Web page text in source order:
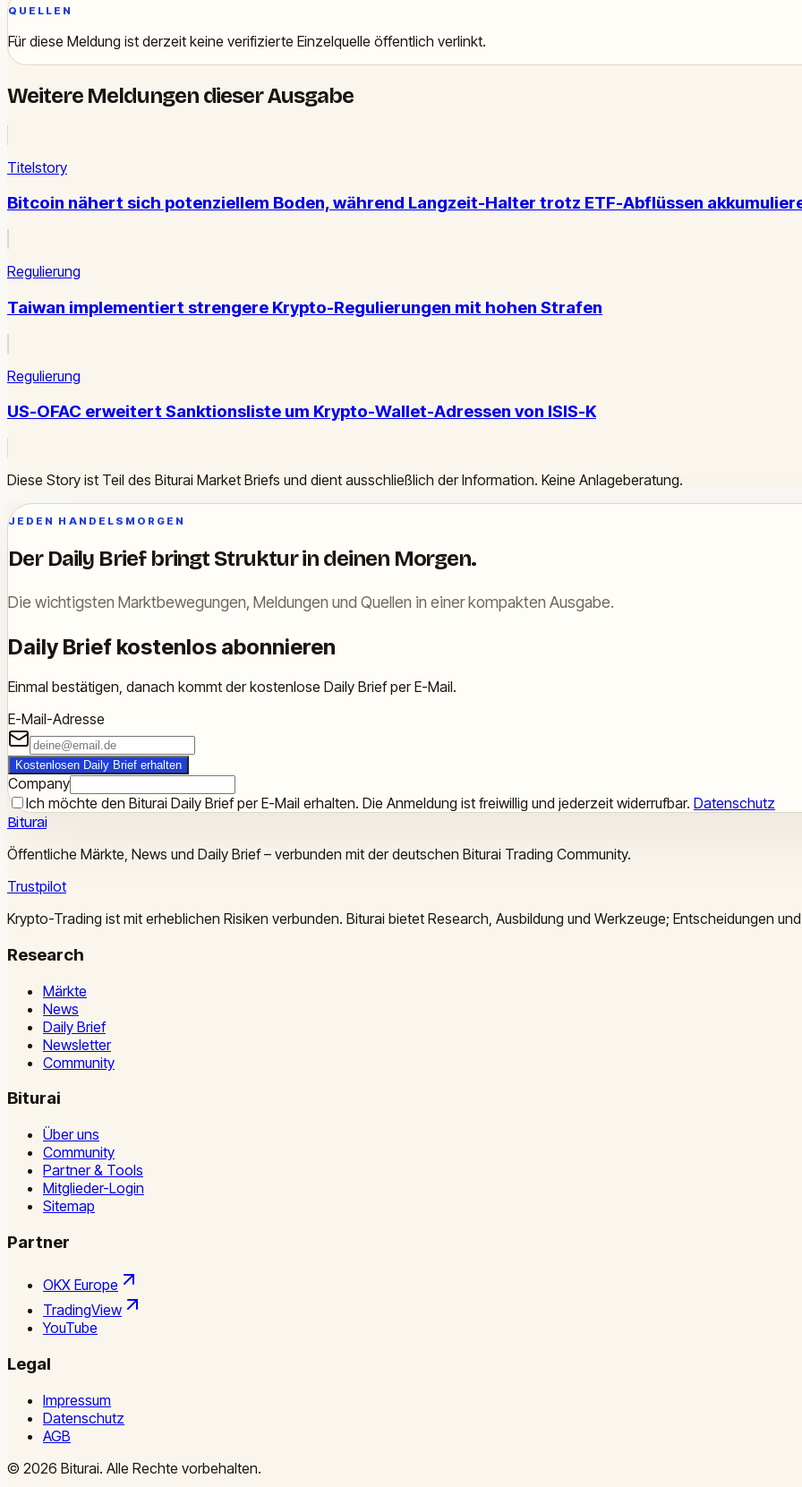
QUELLEN
Für diese Meldung ist derzeit keine verifizierte Einzelquelle öffentlich verlinkt.
Weitere Meldungen dieser Ausgabe
Titelstory
Bitcoin nähert sich potenziellem Boden, während Langzeit-Halter trotz ETF-Abflüssen
Regulierung
Taiwan implementiert strengere Krypto-Regulierungen mit hohen Strafen
Regulierung
US-OFAC erweitert Sanktionsliste um Krypto-Wallet-Adressen von ISIS-K
Diese Story ist Teil des Biturai Market Briefs und dient ausschließlich der Information. Keine Anlageberatung.
JEDEN HANDELSMORGEN
Der Daily Brief bringt Struktur in deinen Morgen.
Die wichtigsten Marktbewegungen, Meldungen und Quellen in einer kompakten Ausgabe.
Daily Brief kostenlos abonnieren
Einmal bestätigen, danach kommt der kostenlose Daily Brief per E-Mail.
E-Mail-Adresse
Kostenlosen Daily Brief erhalten
Company
Ich möchte den Biturai Daily Brief per E-Mail erhalten. Die Anmeldung ist freiwillig und jederzeit widerrufbar. Datenschutz
Biturai
Öffentliche Märkte, News und Daily Brief – verbunden mit der deutschen Biturai Trading Community.
Trustpilot
Krypto-Trading ist mit erheblichen Risiken verbunden. Biturai bietet Research, Ausbildung und Werkzeuge; Entscheidungen
Research
Märkte
News
Daily Brief
Newsletter
Community
Biturai
Über uns
Community
Partner & Tools
Mitglieder-Login
Sitemap
Partner
OKX Europe
TradingView
YouTube
Legal
Impressum
Datenschutz
AGB
© 2026 Biturai. Alle Rechte vorbehalten.